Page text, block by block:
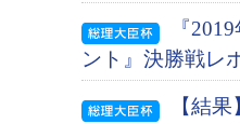
『
ント』決勝戦レ
【結